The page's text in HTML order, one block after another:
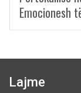
Emocionesh
Lajme